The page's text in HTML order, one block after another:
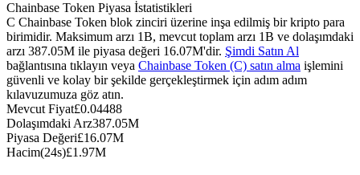
Kopya Ticaret
Chainbase Token Piyasa İstatistikleri
C Chainbase Token blok zinciri üzerine inşa edilmiş bir kripto para
birimidir. Maksimum arzı 1B, mevcut toplam arzı 1B ve dolaşımdaki
arzı 387.05M ile piyasa değeri 16.07M'dir. Şimdi Satın Al
bağlantısına tıklayın veya Chainbase Token (C) satın alma işlemini
güvenli ve kolay bir şekilde gerçekleştirmek için adım adım
kılavuzumuza göz atın.
Mevcut Fiyat£0.04488
Dolaşımdaki Arz387.05M
Piyasa Değeri£16.07M
Hacim(24s)£1.97M